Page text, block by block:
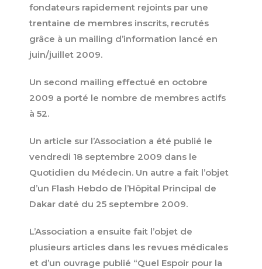
fondateurs rapidement rejoints par une
trentaine de membres inscrits, recrutés
grâce à un mailing d’information lancé en
juin/juillet 2009.
Un second mailing effectué en octobre
2009 a porté le nombre de membres actifs
à 52.
Un article sur l’Association a été publié le
vendredi 18 septembre 2009 dans le
Quotidien du Médecin. Un autre a fait l’objet
d’un Flash Hebdo de l’Hôpital Principal de
Dakar daté du 25 septembre 2009.
L’Association a ensuite fait l’objet de
plusieurs articles dans les revues médicales
et d’un ouvrage publié “Quel Espoir pour la